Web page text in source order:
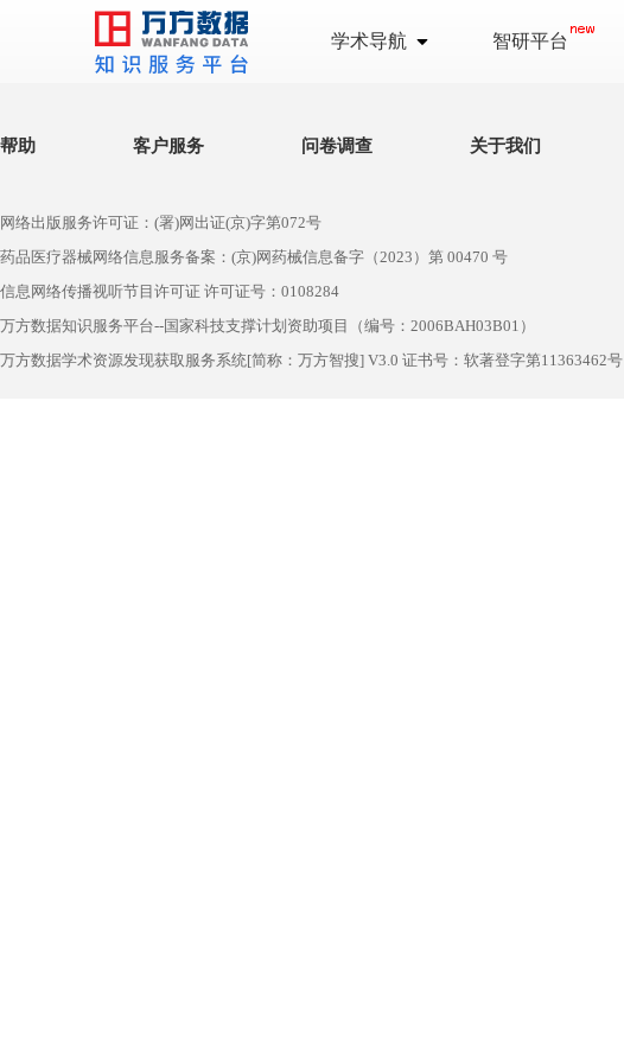
学术导航 智研平台
帮助 客户服务 问卷调查 关于我们
网络出版服务许可证：(署)网出证(京)字第072号
药品医疗器械网络信息服务备案：(京)网药械信息备字（2023）第 00470 号
信息网络传播视听节目许可证 许可证号：0108284
万方数据知识服务平台--国家科技支撑计划资助项目（编号：2006BAH03B01）
万方数据学术资源发现获取服务系统[简称：万方智搜] V3.0 证书号：软著登字第11363462号